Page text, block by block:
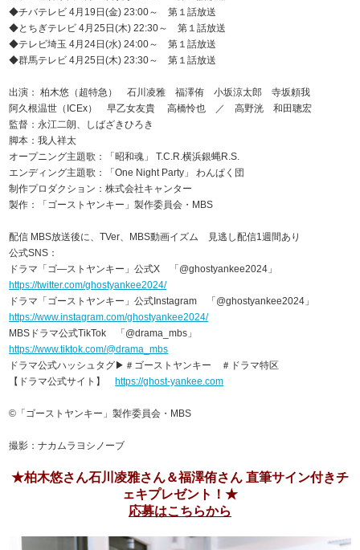
◆チバテレビ 4月19日(金) 23:00～ 第１話放送
◆とちぎテレビ 4月25日(木) 22:30～ 第１話放送
◆テレビ埼玉 4月24日(水) 24:00～ 第１話放送
◆群馬テレビ 4月25日(木) 23:30～ 第１話放送
出演： 柏木悠（超特急） 石川凌雅 福澤侑 小坂涼太郎 寺坂頼我
阿久根温世（ICEx） 早乙女友貴 高橋怜也 ／ 高野洸 和田聰宏
監督：永江二朗、しばざきひろき
脚本：我人祥太
オープニング主題歌：「昭和魂」 T.C.R.横浜銀蝿R.S.
エンディング主題歌：「One Night Party」 わんぱく団
制作プロダクション：株式会社キャンター
製作：「ゴーストヤンキー」製作委員会・MBS
配信 MBS放送後に、TVer、MBS動画イズム 見逃し配信1週間あり
公式SNS：
ドラマ「ゴ―ストヤンキー」公式X 「@ghostyankee2024」
https://twitter.com/ghostyankee2024/
ドラマ「ゴーストヤンキー」公式Instagram 「@ghostyankee2024」
https://www.instagram.com/ghostyankee2024/
MBSドラマ公式TikTok 「@drama_mbs」
https://www.tiktok.com/@drama_mbs
ドラマ公式ハッシュタグ▶︎＃ゴーストヤンキー ＃ドラマ特区
【ドラマ公式サイト】https://ghost-yankee.com
©「ゴーストヤンキー」製作委員会・MBS
撮影：ナカムラヨシノーブ
★柏木悠さん石川凌雅さん＆福澤侑さん 直筆サイン付きチ
ェキプレゼント！★
応募はこちらから